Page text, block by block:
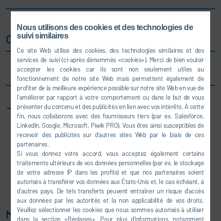
Nous utilisons des cookies et des technologies de
suivi similaires
Ce site Web utilise des cookies, des technologies similaires et des
services de suivi (ci-après dénommés «cookies»). Merci de bien vouloir
accepter les cookies car ils sont non seulement utiles au
fonctionnement de notre site Web mais permettent également de
profiter de la meilleure expérience possible sur notre site Web en vue de
l’améliorer par rapport à votre comportement ou dans le but de vous
présenter du contenu et des publicités en lien avec vos intérêts. À cette
fin, nous collaborons avec des fournisseurs tiers (par ex. Salesforce,
LinkedIn, Google, Microsoft, Piwik PRO). Vous êtes ainsi susceptibles de
recevoir des publicités sur d’autres sites Web par le biais de ces
partenaires.
Si vous donnez votre accord, vous acceptez également certains
traitements ultérieurs de vos données personnelles (par ex. le stockage
de votre adresse IP dans les profils) et que nos partenaires soient
autorisés à transférer vos données aux États-Unis et, le cas échéant, à
d’autres pays. De tels transferts peuvent entraîner un risque d’accès
aux données par les autorités et la non applicabilité de vos droits.
Veuillez sélectionner les cookies que nous sommes autorisés à utiliser
dans la section «Réglages». Pour plus d’informations, notamment
Compact Ex
Antidéflagrant et certifié
Multicompact